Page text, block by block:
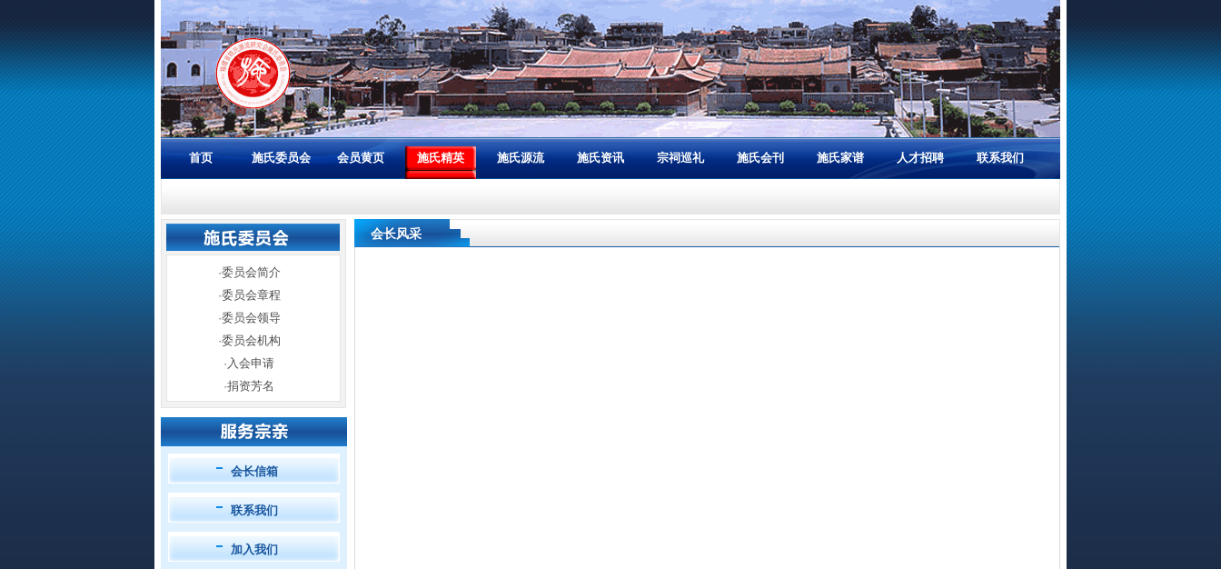
首页 施氏委员会 会员黄页 施氏精英 施氏源流 施氏资讯 宗祠巡礼 施氏会刊 施氏家谱 人才招聘 联系我们
·委员会简介
·委员会章程
·委员会领导
·委员会机构
· 入会申请
·捐资芳名
会长信箱
联系我们
加入我们
会长风采